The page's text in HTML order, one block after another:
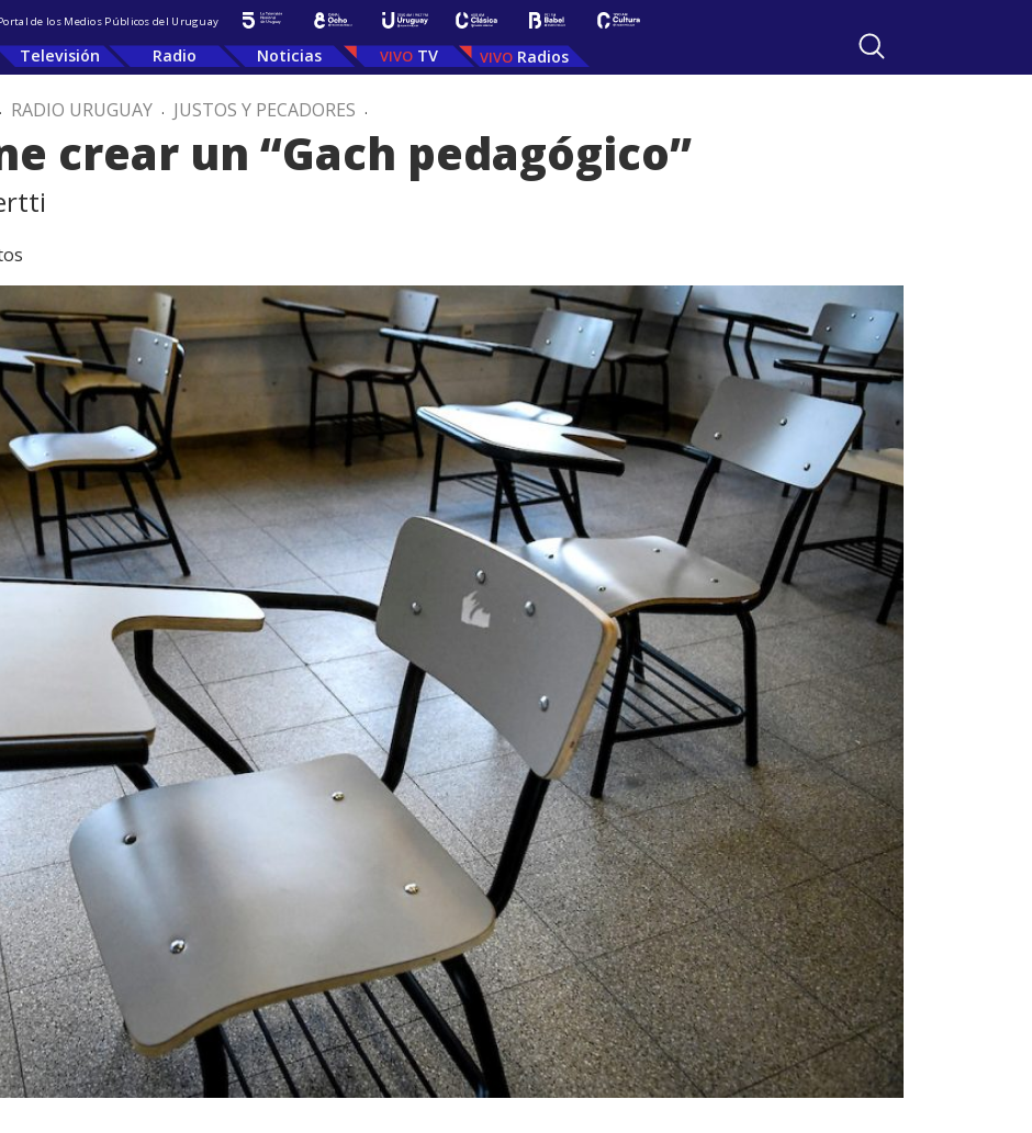
de los Medios Públicos del Uruguay
Televisión Radio Noticias TV Radios
. RADIO URUGUAY . JUSTOS Y PECADORES .
crear un “Gach pedagógico”